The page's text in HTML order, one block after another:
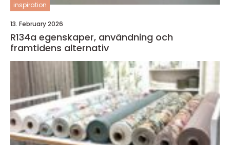
inspiration
13. February 2026
R134a egenskaper, användning och
framtidens alternativ